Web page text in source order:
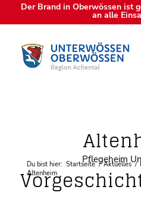
Der Brand in Oberwössen ist
an alle
Du bist hier: Startseite / Aktuelles /
Altenheim
Pflegeheim